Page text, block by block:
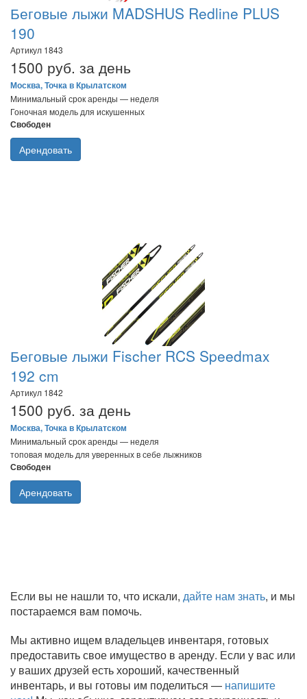
Беговые лыжи MADSHUS Redline PLUS
190
Артикул 1843
1500 руб. за день
Москва, Точка в Крылатском
Минимальный срок аренды — неделя
Гоночная модель для искушенных
Свободен
Арендовать
Беговые лыжи Fischer RCS Speedmax
192 cm
Артикул 1842
1500 руб. за день
Москва, Точка в Крылатском
Минимальный срок аренды — неделя
топовая модель для уверенных в себе лыжников
Свободен
Арендовать
Если вы не нашли то, что искали, дайте нам знать, и мы
постараемся вам помочь.
Мы активно ищем владельцев инвентаря, готовых
предоставить свое имущество в аренду. Если у вас или
у ваших друзей есть хороший, качественный
инвентарь, и вы готовы им поделиться — напишите